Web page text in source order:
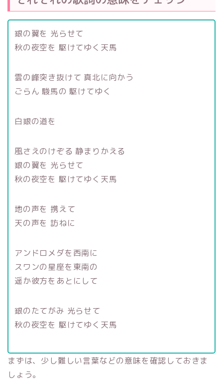
銀の翼を 光らせて
秋の夜空を 駆けてゆく天馬
雲の峰突き抜けて 真北に向かう
ごらん 駿馬の 駆けてゆく
白銀の道を
風さえのけぞる 静まりかえる
銀の翼を 光らせて
秋の夜空を 駆けてゆく天馬
地の声を 携えて
天の声を 訪ねに
アンドロメダを西南に
スワンの星座を東南の
遥か彼方をあとにして
銀のたてがみ 光らせて
秋の夜空を 駆けてゆく天馬
まずは、少し難しい言葉などの意味を確認しておきま
しょう。